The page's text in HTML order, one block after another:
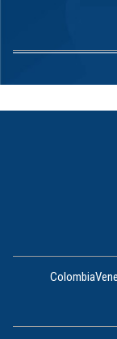
1
8
Colombia